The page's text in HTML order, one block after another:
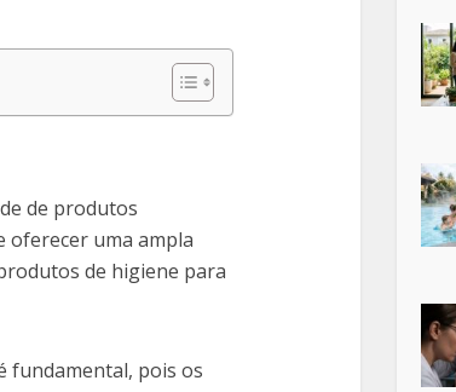
de produtos
oferecer uma ampla
de higiene para
fundamental, pois os